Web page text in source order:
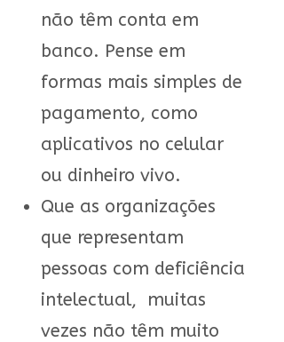
não têm conta em
banco. Pense em
formas mais simples de
pagamento, como
aplicativos no celular
ou dinheiro vivo.
Que as organizações
que representam
pessoas com deficiência
intelectual, muitas
vezes não têm muito